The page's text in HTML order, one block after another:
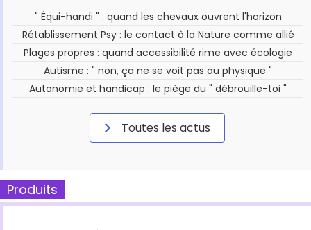
" Équi-handi " : quand les chevaux ouvrent l'horizon
Rétablissement Psy : le contact à la Nature comme allié
Plages propres : quand accessibilité rime avec écologie
Autisme : " non, ça ne se voit pas au physique "
Autonomie et handicap : le piège du " débrouille-toi "
Toutes les actus
Produits